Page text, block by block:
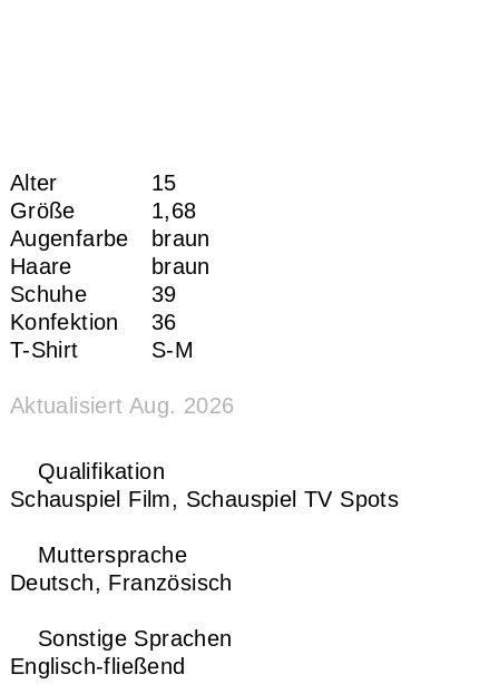
Alter
15
Größe
1,68
Augenfarbe
braun
Haare
braun
Schuhe
39
Konfektion
36
T-Shirt
S-M
Aktualisiert Aug. 2026
Qualifikation
Schauspiel Film, Schauspiel TV Spots
Muttersprache
Deutsch, Französisch
Sonstige Sprachen
Englisch-fließend